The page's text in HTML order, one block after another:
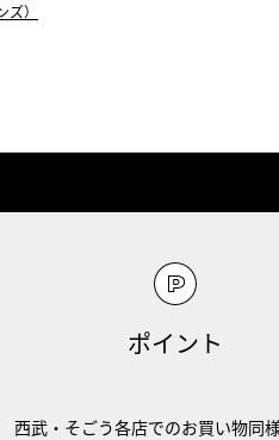
）
ポイント
西武・そごう各店でのお買い物同